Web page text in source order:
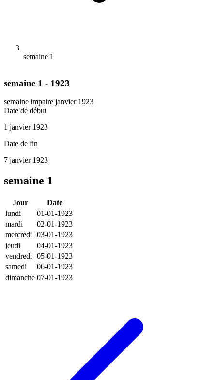
semaine 1
semaine 1 - 1923
semaine impaire janvier 1923
Date de début
1 janvier 1923
Date de fin
7 janvier 1923
semaine 1
Jour
Date
lundi
01-01-1923
mardi
02-01-1923
mercredi
03-01-1923
jeudi
04-01-1923
vendredi
05-01-1923
samedi
06-01-1923
dimanche 07-01-1923